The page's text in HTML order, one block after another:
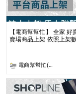
【電商幫幫忙】 全家 好
賣場商品上架 依照上架
電商幫幫忙(電商平台代營運/電商上架/運營策略/網路行銷)